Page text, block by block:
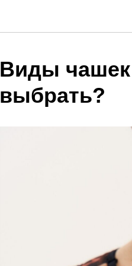
Виды чашек
выбрать?